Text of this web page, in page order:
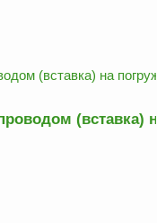
(вставка)